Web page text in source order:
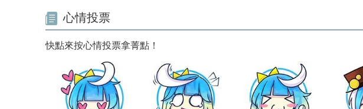
心情投票
快點來按心情投票拿菁點！